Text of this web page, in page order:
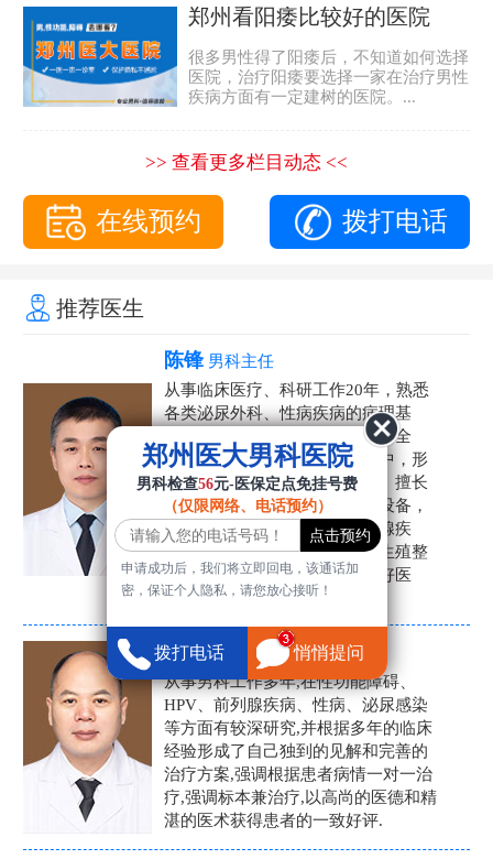
郑州看阳痿比较好的医院
很多男性得了阳痿后，不知道如何选择
医院，治疗阳痿要选择一家在治疗男性
疾病方面有一定建树的医院。...
>> 查看更多栏目动态 <<
在线预约 拨打电话
推荐医生
陈锋 男科主任
从事临床医疗、科研工作20年，熟悉
各类泌尿外科、性病疾病的病理基
础，诊断治疗和临床操作，技术全
面。在男科疾病的诊断和诊疗中，形
成了一套独具特色的诊疗方案。擅长
运用国内外先进的医学技术和设备，
科学诊疗各类阳痿早泄、前列腺疾
病、射精障碍、性病、HPV、生殖整
形等疾病，是患者非常信赖的好医
生。
张营富
男科主任
从事男科工作多年,在性功能障碍、
HPV、前列腺疾病、性病、泌尿感染
等方面有较深研究,并根据多年的临床
经验形成了自己独到的见解和完善的
治疗方案,强调根据患者病情一对一治
疗,强调标本兼治疗,以高尚的医德和精
湛的医术获得患者的一致好评.
郑州医大男科医院
男科检查56元-医保定点免挂号费
（仅限网络、电话预约）
申请成功后，我们将立即回电，该通话加
密，保证个人隐私，请您放心接听！
拨打电话 悄悄提问